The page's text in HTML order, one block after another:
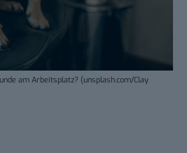
am Arbeitsplatz? (unsplash.com/Clay